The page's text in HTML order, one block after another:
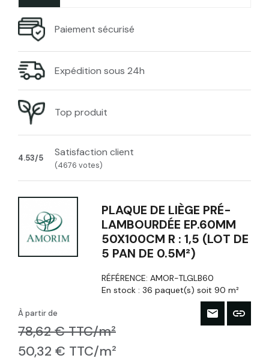
Paiement sécurisé
Expédition sous 24h
Top produit
4.53/5 Satisfaction client
(4676 votes)
PLAQUE DE LIÈGE PRÉ-
LAMBOURDÉE EP.60MM
50X100CM R : 1,5 (LOT DE
5 PAN DE 0.5M²)
RÉFÉRENCE:AMOR-TLGLB60
En stock :36 paquet(s) soit 90 m²
À partir de
78,62 € TTC/m²
50,32 € TTC/m²